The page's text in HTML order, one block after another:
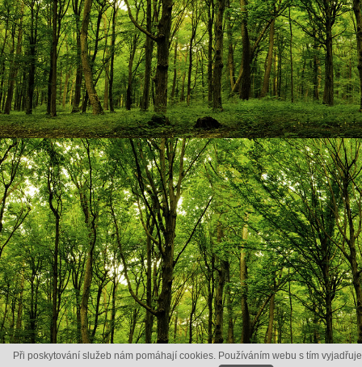
Při poskytování služeb nám pomáhají cookies. Používáním webu s tím